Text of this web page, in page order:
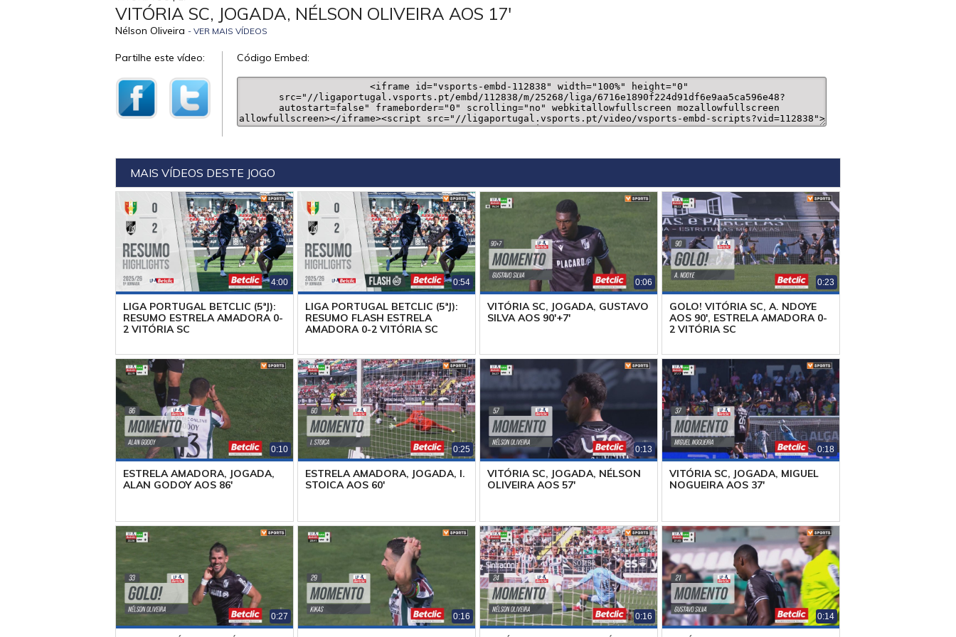
VITÓRIA SC, JOGADA, NÉLSON OLIVEIRA AOS 17'
Nélson Oliveira - VER MAIS VÍDEOS
Partilhe este vídeo: Código Embed:
MAIS VÍDEOS DESTE JOGO
4:00
LIGA PORTUGAL BETCLIC (5ªJ):
RESUMO ESTRELA AMADORA 0-
2 VITÓRIA SC
0:54
LIGA PORTUGAL BETCLIC (5ªJ):
RESUMO FLASH ESTRELA
AMADORA 0-2 VITÓRIA SC
0:06
VITÓRIA SC, JOGADA, GUSTAVO
SILVA AOS 90'+7'
0:23
GOLO! VITÓRIA SC, A. NDOYE
AOS 90', ESTRELA AMADORA 0-
2 VITÓRIA SC
0:10
ESTRELA AMADORA, JOGADA,
ALAN GODOY AOS 86'
0:25
ESTRELA AMADORA, JOGADA, I.
STOICA AOS 60'
0:13
VITÓRIA SC, JOGADA, NÉLSON
OLIVEIRA AOS 57'
0:18
VITÓRIA SC, JOGADA, MIGUEL
NOGUEIRA AOS 37'
0:27 0:16 0:16 0:14